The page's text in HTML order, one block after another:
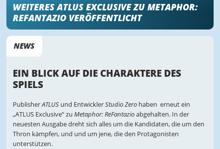
WEITERES ATLUS EXCLUSIVE ZU METAPHOR:
REFANTAZIO VERÖFFENTLICHT
NEWS
EIN BLICK AUF DIE CHARAKTERE DES
SPIELS
PublisherATLUS und EntwicklerStudio Zerohaben erneut ein
„ATLUS Exclusive“ zu Metaphor: ReFantazioabgehalten. In der
neuesten Ausgabe dreht sich alles um die Kandidaten, die um den
Thron kämpfen, und und um jene, die den Protagonisten
unterstützen.